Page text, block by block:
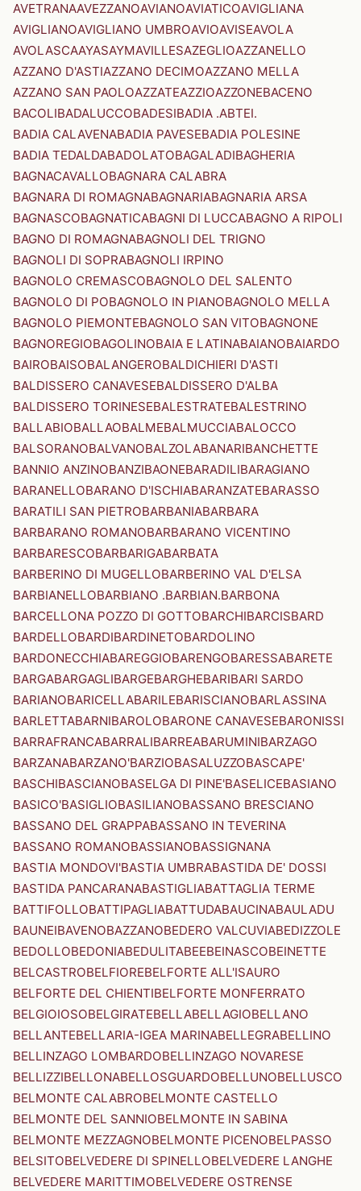
AVETRANAAVEZZANOAVIANOAVIATICOAVIGLIANA
AVIGLIANOAVIGLIANO UMBROAVIOAVISEAVOLA
AVOLASCAAYASAYMAVILLESAZEGLIOAZZANELLO
AZZANO D'ASTIAZZANO DECIMOAZZANO MELLA
AZZANO SAN PAOLOAZZATEAZZIOAZZONEBACENO
BACOLIBADALUCCOBADESIBADIA .ABTEI.
BADIA CALAVENABADIA PAVESEBADIA POLESINE
BADIA TEDALDABADOLATOBAGALADIBAGHERIA
BAGNACAVALLOBAGNARA CALABRA
BAGNARA DI ROMAGNABAGNARIABAGNARIA ARSA
BAGNASCOBAGNATICABAGNI DI LUCCABAGNO A RIPOLI
BAGNO DI ROMAGNABAGNOLI DEL TRIGNO
BAGNOLI DI SOPRABAGNOLI IRPINO
BAGNOLO CREMASCOBAGNOLO DEL SALENTO
BAGNOLO DI POBAGNOLO IN PIANOBAGNOLO MELLA
BAGNOLO PIEMONTEBAGNOLO SAN VITOBAGNONE
BAGNOREGIOBAGOLINOBAIA E LATINABAIANOBAIARDO
BAIROBAISOBALANGEROBALDICHIERI D'ASTI
BALDISSERO CANAVESEBALDISSERO D'ALBA
BALDISSERO TORINESEBALESTRATEBALESTRINO
BALLABIOBALLAOBALMEBALMUCCIABALOCCO
BALSORANOBALVANOBALZOLABANARIBANCHETTE
BANNIO ANZINOBANZIBAONEBARADILIBARAGIANO
BARANELLOBARANO D'ISCHIABARANZATEBARASSO
BARATILI SAN PIETROBARBANIABARBARA
BARBARANO ROMANOBARBARANO VICENTINO
BARBARESCOBARBARIGABARBATA
BARBERINO DI MUGELLOBARBERINO VAL D'ELSA
BARBIANELLOBARBIANO .BARBIAN.BARBONA
BARCELLONA POZZO DI GOTTOBARCHIBARCISBARD
BARDELLOBARDIBARDINETOBARDOLINO
BARDONECCHIABAREGGIOBARENGOBARESSABARETE
BARGABARGAGLIBARGEBARGHEBARIBARI SARDO
BARIANOBARICELLABARILEBARISCIANOBARLASSINA
BARLETTABARNIBAROLOBARONE CANAVESEBARONISSI
BARRAFRANCABARRALIBARREABARUMINIBARZAGO
BARZANABARZANO'BARZIOBASALUZZOBASCAPE'
BASCHIBASCIANOBASELGA DI PINE'BASELICEBASIANO
BASICO'BASIGLIOBASILIANOBASSANO BRESCIANO
BASSANO DEL GRAPPABASSANO IN TEVERINA
BASSANO ROMANOBASSIANOBASSIGNANA
BASTIA MONDOVI'BASTIA UMBRABASTIDA DE' DOSSI
BASTIDA PANCARANABASTIGLIABATTAGLIA TERME
BATTIFOLLOBATTIPAGLIABATTUDABAUCINABAULADU
BAUNEIBAVENOBAZZANOBEDERO VALCUVIABEDIZZOLE
BEDOLLOBEDONIABEDULITABEEBEINASCOBEINETTE
BELCASTROBELFIOREBELFORTE ALL'ISAURO
BELFORTE DEL CHIENTIBELFORTE MONFERRATO
BELGIOIOSOBELGIRATEBELLABELLAGIOBELLANO
BELLANTEBELLARIA-IGEA MARINABELLEGRABELLINO
BELLINZAGO LOMBARDOBELLINZAGO NOVARESE
BELLIZZIBELLONABELLOSGUARDOBELLUNOBELLUSCO
BELMONTE CALABROBELMONTE CASTELLO
BELMONTE DEL SANNIOBELMONTE IN SABINA
BELMONTE MEZZAGNOBELMONTE PICENOBELPASSO
BELSITOBELVEDERE DI SPINELLOBELVEDERE LANGHE
BELVEDERE MARITTIMOBELVEDERE OSTRENSE